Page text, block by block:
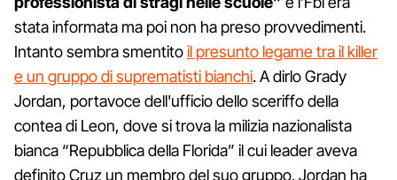
stata informata ma poi non ha preso provvedimenti.
Intanto sembra smentitoil presunto legame tra il killer
e un gruppo di suprematisti bianchi. A dirlo Grady
Jordan, portavoce dell'ufficio dello sceriffo della
contea di Leon, dove si trova la milizia nazionalista
bianca “Repubblica della Florida” il cui leader aveva
definito Cruz un membro del suo gruppo. Jordan ha